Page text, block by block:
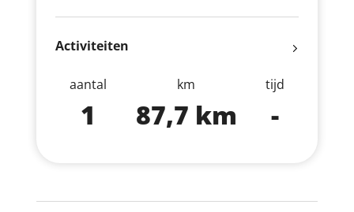
Activiteiten
aantal
1
km
87,7 km
tijd
-